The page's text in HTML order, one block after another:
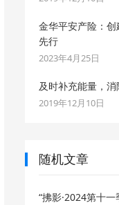
金华平安产险：
先行
2023年4月25日
及时补充能量，消
2019年12月10日
随机文章
“拂影·2024第十